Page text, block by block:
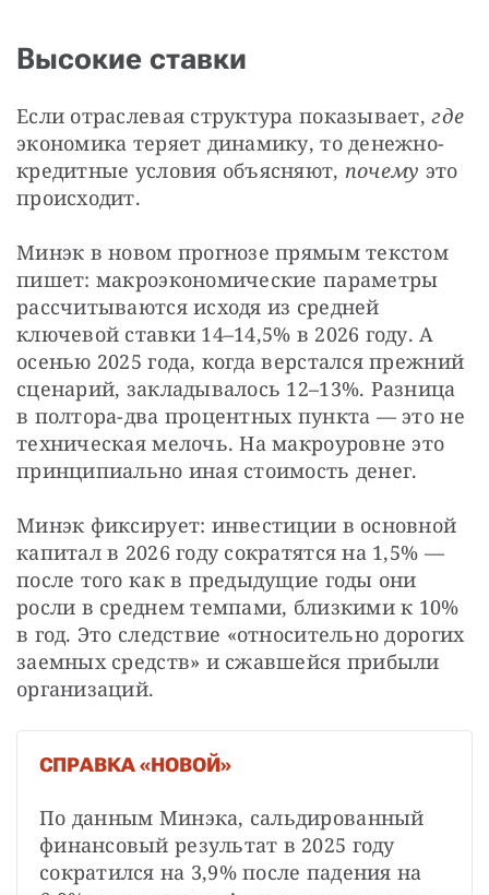
Высокие ставки
Если отраслевая структура показывает, где
экономика теряет динамику, то денежно-
кредитные условия объясняют, почему это
происходит.
Минэк в новом прогнозе прямым текстом
пишет: макроэкономические параметры
рассчитываются исходя из средней
ключевой ставки 14–14,5% в 2026 году. А
осенью 2025 года, когда верстался прежний
сценарий, закладывалось 12–13%. Разница
в полтора-два процентных пункта — это не
техническая мелочь. На макроуровне это
принципиально иная стоимость денег.
Минэк фиксирует: инвестиции в основной
капитал в 2026 году сократятся на 1,5% —
после того как в предыдущие годы они
росли в среднем темпами, близкими к 10%
в год. Это следствие «относительно дорогих
заемных средств» и сжавшейся прибыли
организаций.
СПРАВКА «НОВОЙ»
По данным Минэка, сальдированный
финансовый результат в 2025 году
сократился на 3,9% после падения на